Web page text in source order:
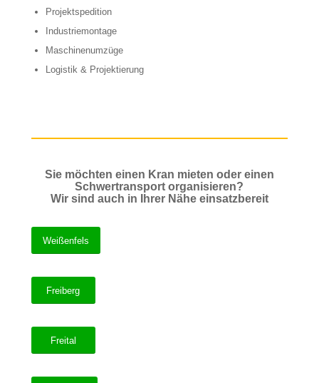
Projektspedition
Industriemontage
Maschinenumzüge
Logistik & Projektierung
Sie möchten einen Kran mieten oder einen
Schwertransport organisieren?
Wir sind auch in Ihrer Nähe einsatzbereit
Weißenfels
Freiberg
Freital